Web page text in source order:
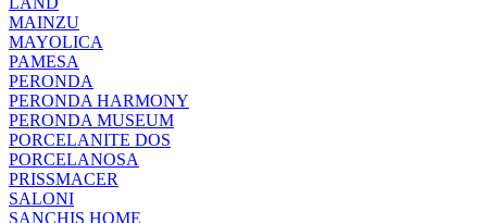
MAINZU
MAYOLICA
PAMESA
PERONDA
PERONDA HARMONY
PERONDA MUSEUM
PORCELANITE DOS
PORCELANOSA
PRISSMACER
SALONI
SANCHIS HOME